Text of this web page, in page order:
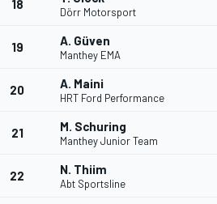
18
Dörr Motorsport
19 A. Güven
Manthey EMA
20 A. Maini
HRT Ford Performance
21 M. Schuring
Manthey Junior Team
22 N. Thiim
Abt Sportsline